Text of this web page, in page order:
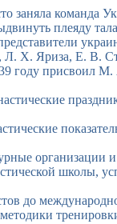
заняла команда
плеяду
X. Яриза, Е. В.
году присвоил
школы,
до